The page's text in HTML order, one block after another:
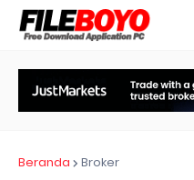
Beranda Broker